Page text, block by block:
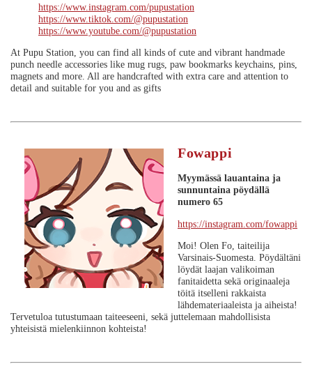
https://www.instagram.com/pupustation
https://www.tiktok.com/@pupustation
https://www.youtube.com/@pupustation
At Pupu Station, you can find all kinds of cute and vibrant handmade
punch needle accessories like mug rugs, paw bookmarks keychains, pins,
magnets and more. All are handcrafted with extra care and attention to
detail and suitable for you and as gifts
Fowappi
Myymässä lauantaina ja
sunnuntaina pöydällä
numero 65
https://instagram.com/fowappi
Moi! Olen Fo, taiteilija
Varsinais-Suomesta. Pöydältäni
löydät laajan valikoiman
fanitaidetta sekä originaaleja
töitä itselleni rakkaista
lähdemateriaaleista ja aiheista!
Tervetuloa tutustumaan taiteeseeni, sekä juttelemaan mahdollisista
yhteisistä mielenkiinnon kohteista!